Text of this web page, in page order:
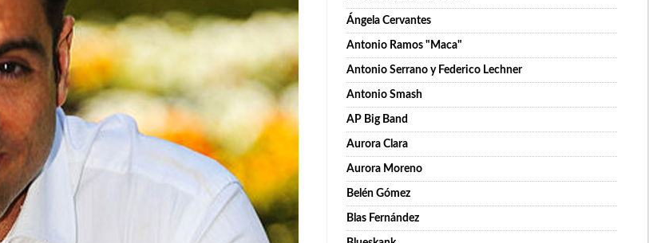
Ángela Cervantes
Antonio Ramos "Maca"
Antonio Serrano y Federico Lechner
Antonio Smash
AP Big Band
Aurora Clara
Aurora Moreno
Belén Gómez
Blas Fernández